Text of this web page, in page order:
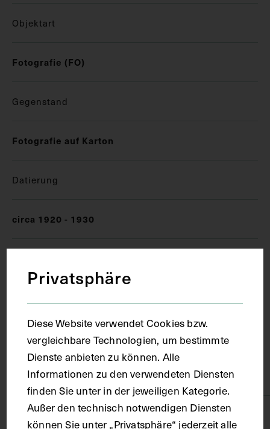
Objektart
Fotografie (FO)
Gegenstand
Fotografie auf Karton
Datierung
circa 1920 - 1930
Material
Karton
Technik
Privatsphäre
Diese Website verwendet Cookies bzw.
vergleichbare Technologien, um bestimmte
Dienste anbieten zu können. Alle
Informationen zu den verwendeten Diensten
finden Sie unter in der jeweiligen Kategorie.
Außer den technisch notwendigen Diensten
können Sie unter „Privatsphäre“ jederzeit alle